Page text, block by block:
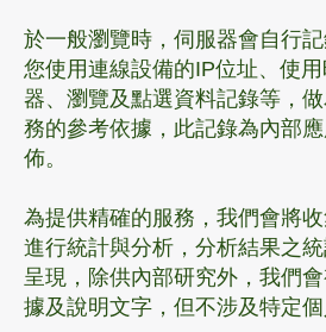
於一般瀏覽時，伺服器會自行
您使用連線設備的IP位址、使
器、瀏覽及點選資料記錄等，
務的參考依據，此記錄為內部
佈。
為提供精確的服務，我們會將
進行統計與分析，分析結果之
呈現，除供內部研究外，我們
據及說明文字，但不涉及特定個